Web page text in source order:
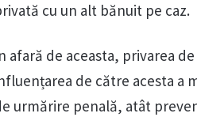
cu un alt bănuit pe caz.
afară de aceasta, privarea
de către acesta a
urmărire penală, atât